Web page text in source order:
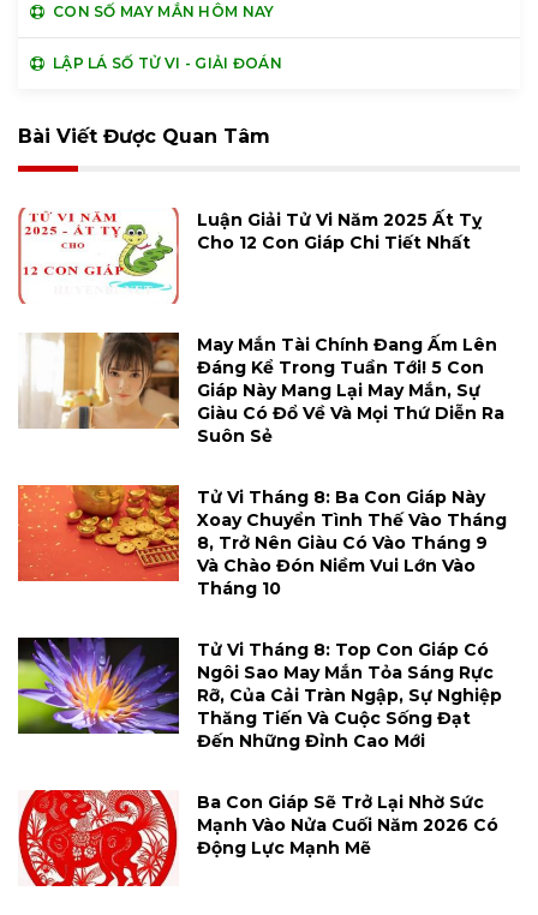
CON SỐ MAY MẮN HÔM NAY
LẬP LÁ SỐ TỬ VI - GIẢI ĐOÁN
Bài Viết Được Quan Tâm
Luận Giải Tử Vi Năm 2025 Ất Tỵ
Cho 12 Con Giáp Chi Tiết Nhất
May Mắn Tài Chính Đang Ấm Lên
Đáng Kể Trong Tuần Tới! 5 Con
Giáp Này Mang Lại May Mắn, Sự
Giàu Có Đổ Về Và Mọi Thứ Diễn Ra
Suôn Sẻ
Tử Vi Tháng 8: Ba Con Giáp Này
Xoay Chuyển Tình Thế Vào Tháng
8, Trở Nên Giàu Có Vào Tháng 9
Và Chào Đón Niềm Vui Lớn Vào
Tháng 10
Tử Vi Tháng 8: Top Con Giáp Có
Ngôi Sao May Mắn Tỏa Sáng Rực
Rỡ, Của Cải Tràn Ngập, Sự Nghiệp
Thăng Tiến Và Cuộc Sống Đạt
Đến Những Đỉnh Cao Mới
Ba Con Giáp Sẽ Trở Lại Nhờ Sức
Mạnh Vào Nửa Cuối Năm 2026 Có
Động Lực Mạnh Mẽ